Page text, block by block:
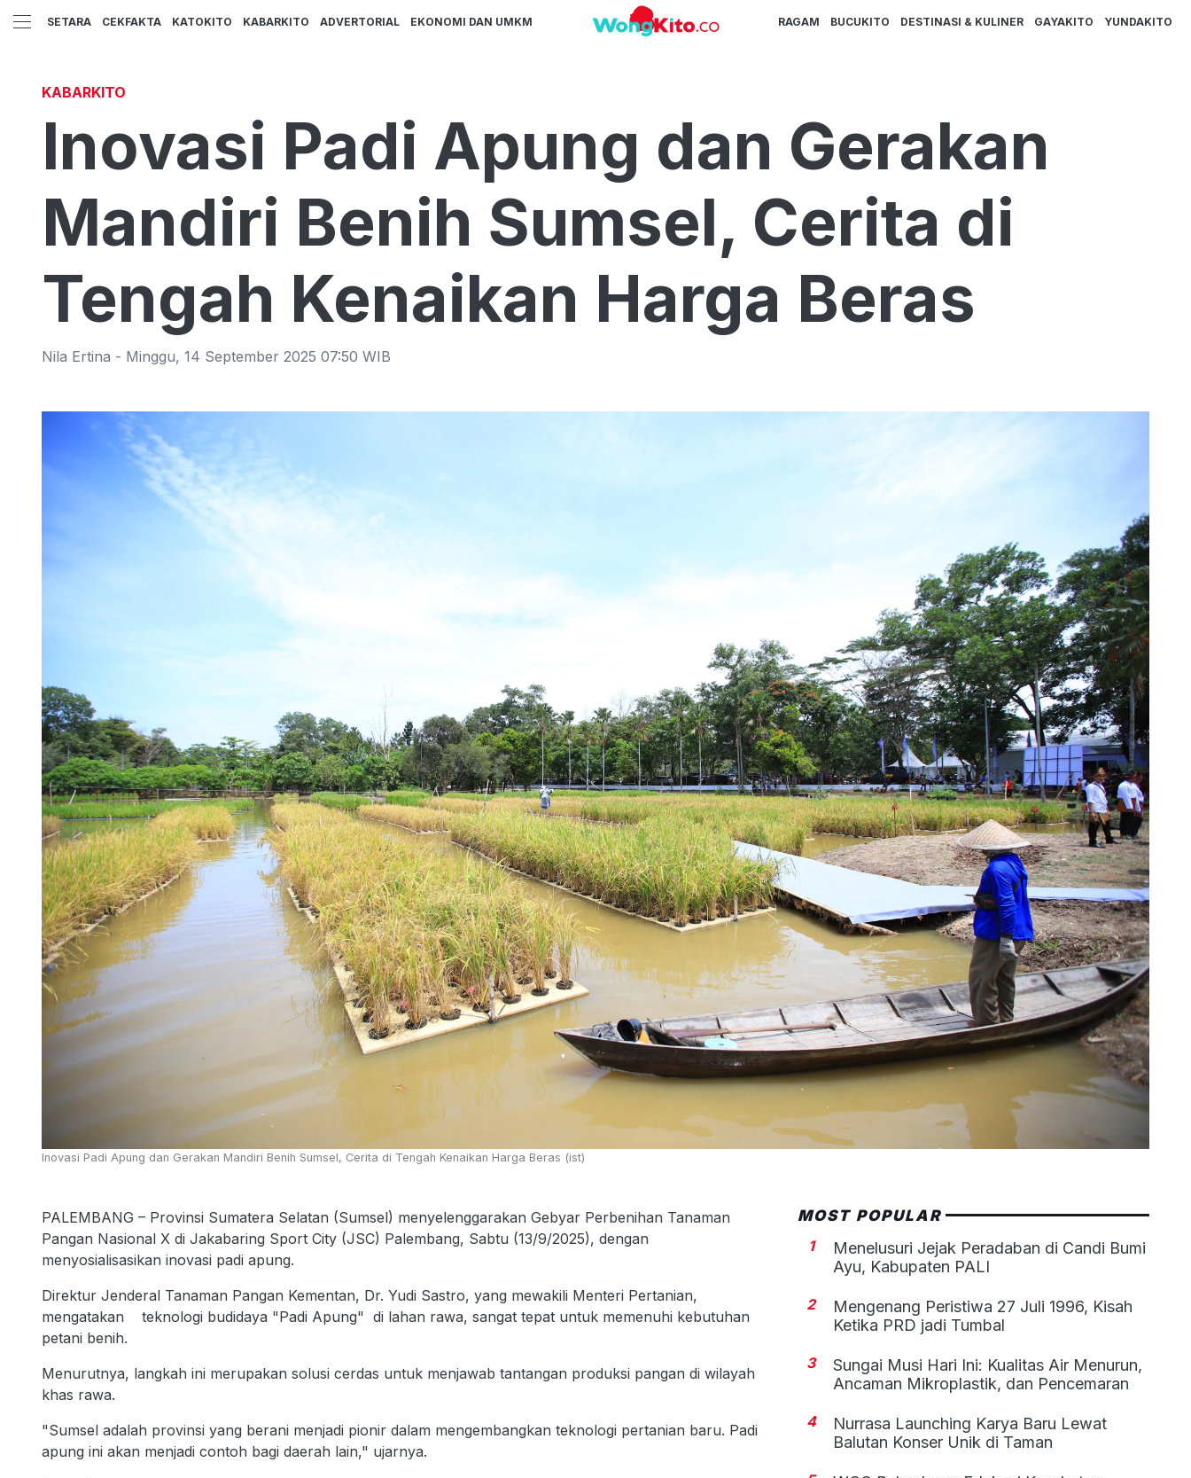
SETARA CEKFAKTA KATOKITO KABARKITO ADVERTORIAL EKONOMI DAN UMKM RAGAM BUCUKITO DESTINASI & KULINER GAYAKITO YUNDAKITO
KABARKITO
Inovasi Padi Apung dan Gerakan
Mandiri Benih Sumsel, Cerita di
Tengah Kenaikan Harga Beras
Nila Ertina - Minggu, 14 September 2025 07:50 WIB
Inovasi Padi Apung dan Gerakan Mandiri Benih Sumsel, Cerita di Tengah Kenaikan Harga Beras (ist)
PALEMBANG – Provinsi Sumatera Selatan (Sumsel) menyelenggarakan Gebyar Perbenihan Tanaman
Pangan Nasional X di Jakabaring Sport City (JSC) Palembang, Sabtu (13/9/2025), dengan
menyosialisasikan inovasi padi apung.
Direktur Jenderal Tanaman Pangan Kementan, Dr. Yudi Sastro, yang mewakili Menteri Pertanian,
mengatakan teknologi budidaya "Padi Apung" di lahan rawa, sangat tepat untuk memenuhi kebutuhan
petani benih.
Menurutnya, langkah ini merupakan solusi cerdas untuk menjawab tantangan produksi pangan di wilayah
khas rawa.
"Sumsel adalah provinsi yang berani menjadi pionir dalam mengembangkan teknologi pertanian baru. Padi
apung ini akan menjadi contoh bagi daerah lain," ujarnya.
MOST POPULAR
1
Menelusuri Jejak Peradaban di Candi Bumi
Ayu, Kabupaten PALI
2
Mengenang Peristiwa 27 Juli 1996, Kisah
Ketika PRD jadi Tumbal
3
Sungai Musi Hari Ini: Kualitas Air Menurun,
Ancaman Mikroplastik, dan Pencemaran
4
Nurrasa Launching Karya Baru Lewat
Balutan Konser Unik di Taman